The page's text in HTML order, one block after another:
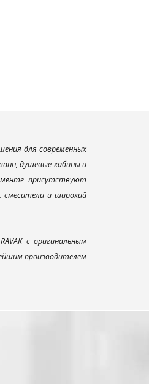
для современных
душевые кабины и
присутствуют
смесители и широкий
с оригинальным
производителем